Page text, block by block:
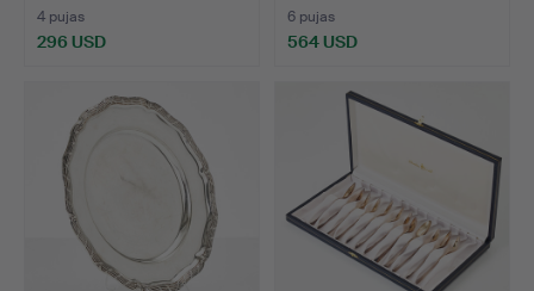
4 pujas
296 USD
6 pujas
564 USD